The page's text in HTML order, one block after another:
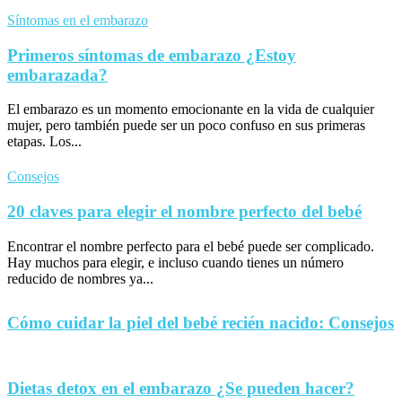
Síntomas en el embarazo
Primeros síntomas de embarazo ¿Estoy
embarazada?
El embarazo es un momento emocionante en la vida de cualquier
mujer, pero también puede ser un poco confuso en sus primeras
etapas. Los...
Consejos
20 claves para elegir el nombre perfecto del bebé
Encontrar el nombre perfecto para el bebé puede ser complicado.
Hay muchos para elegir, e incluso cuando tienes un número
reducido de nombres ya...
Cómo cuidar la piel del bebé recién nacido: Consejos
Dietas detox en el embarazo ¿Se pueden hacer?